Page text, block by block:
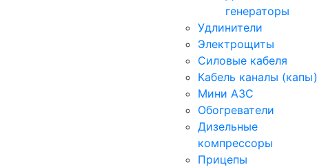
генераторы
Удлинители
Электрощиты
Силовые кабеля
Кабель каналы (капы)
Мини АЗС
Обогреватели
Дизельные
компрессоры
Прицепы